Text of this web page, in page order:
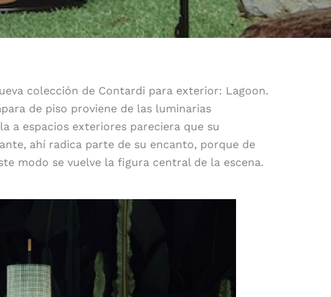
colección de Contardi para exterior: Lagoon.
de piso proviene de las luminarias
a espacios exteriores pareciera que su
ahí radica parte de su encanto, porque de
modo se vuelve la figura central de la escena.